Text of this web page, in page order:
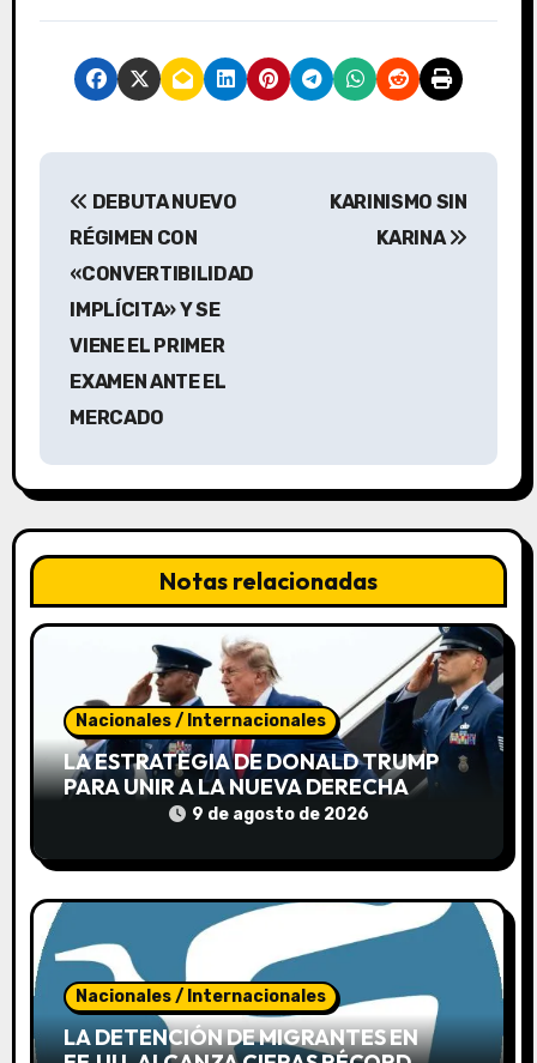
N
c
i
ó
n
e
t
r
a
d
DEBUTA NUEVO
RÉGIMEN CON
«CONVERTIBILIDAD
IMPLÍCITA» Y SE
VIENE EL PRIMER
EXAMEN ANTE EL
MERCADO
KARINISMO SIN
KARINA
Notas relacionadas
Nacionales / Internacionales
LA ESTRATEGIA DE DONALD TRUMP
PARA UNIR A LA NUEVA DERECHA
9 de agosto de 2026
Nacionales / Internacionales
LA DETENCIÓN DE MIGRANTES EN